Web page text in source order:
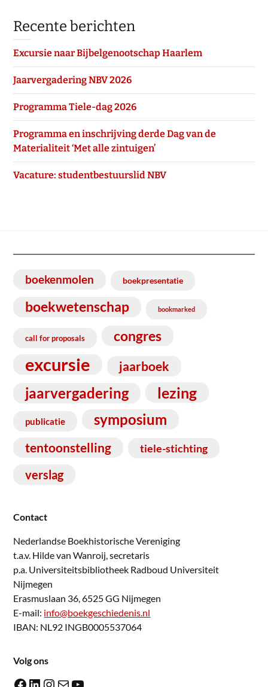
Recente berichten
Excursie naar Bijbelgenootschap Haarlem
Jaarvergadering NBV 2026
Programma Tiele-dag 2026
Programma en inschrijving derde Dag van de
Materialiteit ‘Met alle zintuigen’
Vacature: studentbestuurslid NBV
boekenmolen boekpresentatie
boekwetenschap bookmarked
call for proposals congres
excursie jaarboek
jaarvergadering lezing
publicatie symposium
tentoonstelling tiele-stichting
verslag
Contact
Nederlandse Boekhistorische Vereniging
t.a.v. Hilde van Wanroij, secretaris
p.a. Universiteitsbibliotheek Radboud Universiteit
Nijmegen
Erasmuslaan 36, 6525 GG Nijmegen
E-mail: info@boekgeschiedenis.nl
IBAN: NL92 INGB0005537064
Volg ons
Facebook LinkedIn Instagram E-mail YouTube